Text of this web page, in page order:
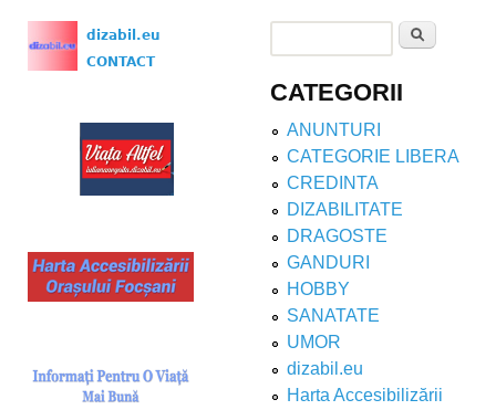
dizabil.eu
CONTACT
Search form
CATEGORII
ANUNTURI
CATEGORIE LIBERA
CREDINTA
DIZABILITATE
DRAGOSTE
GANDURI
HOBBY
SANATATE
UMOR
dizabil.eu
Harta Accesibilizării